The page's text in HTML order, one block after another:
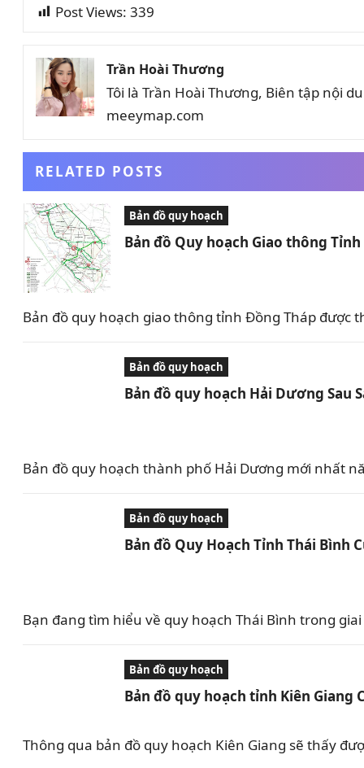
Post Views: 339
Trần Hoài Thương
Tôi là Trần Hoài Thương, Biên tập nội
meeymap.com
RELATED POSTS
Bản đồ quy hoạch
Bản đồ Quy hoạch Giao thông
Bản đồ quy hoạch giao thông tỉnh Đồng Tháp
Bản đồ quy hoạch
Bản đồ quy hoạch Hải Dương Sau
Bản đồ quy hoạch thành phố Hải Dương mới nhất
Bản đồ quy hoạch
Bản đồ Quy Hoạch Tỉnh Thái Bình
Bạn đang tìm hiểu về quy hoạch Thái Bình trong
Bản đồ quy hoạch
Bản đồ quy hoạch tỉnh Kiên Giang
Thông qua bản đồ quy hoạch Kiên Giang sẽ thấy